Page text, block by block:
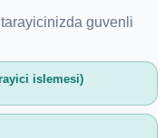
guvenli
islemesi)